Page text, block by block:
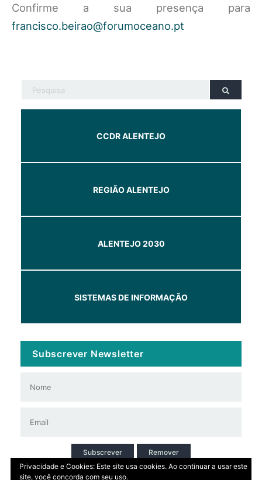
Confirme a sua presença para
francisco.beirao@forumoceano.pt
CCDR ALENTEJO
REGIÃO ALENTEJO
ALENTEJO 2030
SISTEMAS DE INFORMAÇÃO
Subscrever Newsletter
Subscrever
Remover
Privacidade e Cookies: Este site usa cookies. Ao continuar a usar este
site, você concorda com seu uso.